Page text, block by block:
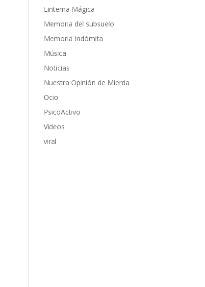
Linterna Mágica
Memoria del subsuelo
Memoria Indómita
Música
Noticias
Nuestra Opinión de Mierda
Ocio
PsicoActivo
Videos
viral